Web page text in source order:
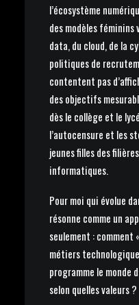
l’écosystème
des modèles féminins
data, du cloud, de la
politiques de
contentent pas
des objectifs
dès le collège et le
l’autocensure et les
jeunes filles des
informatiques.
Pour moi qui évolue
résonne comme un
seulement : comment
métiers
programme le monde
selon quelles valeurs ?